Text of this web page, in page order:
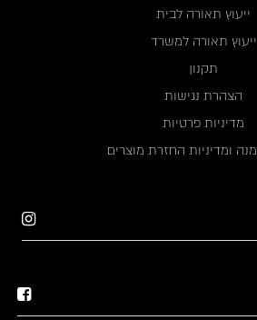
ייעוץ תאורה לבית
ייעוץ תאורה למשרד
תקנון
הצהרת נגישות
מדיניות פרטיות
ומדיניות החזרת מוצרים